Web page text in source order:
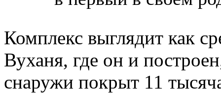
Комплекс выглядит как
Вуханя, где он и
снаружи покрыт 11